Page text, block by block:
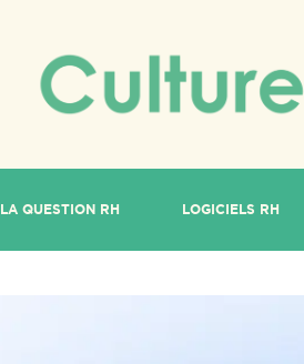
LA QUESTION RH LOGICIELS RH